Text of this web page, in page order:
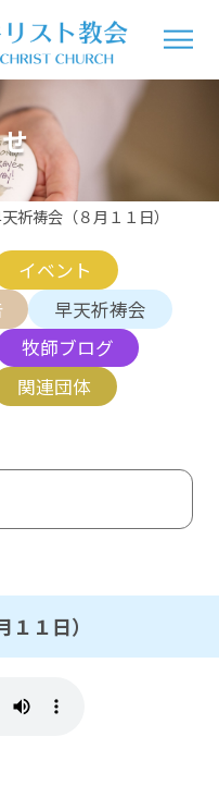
祈祷会（８月１１日）
イベント
早天祈祷会
牧師ブログ
関連団体
１日）